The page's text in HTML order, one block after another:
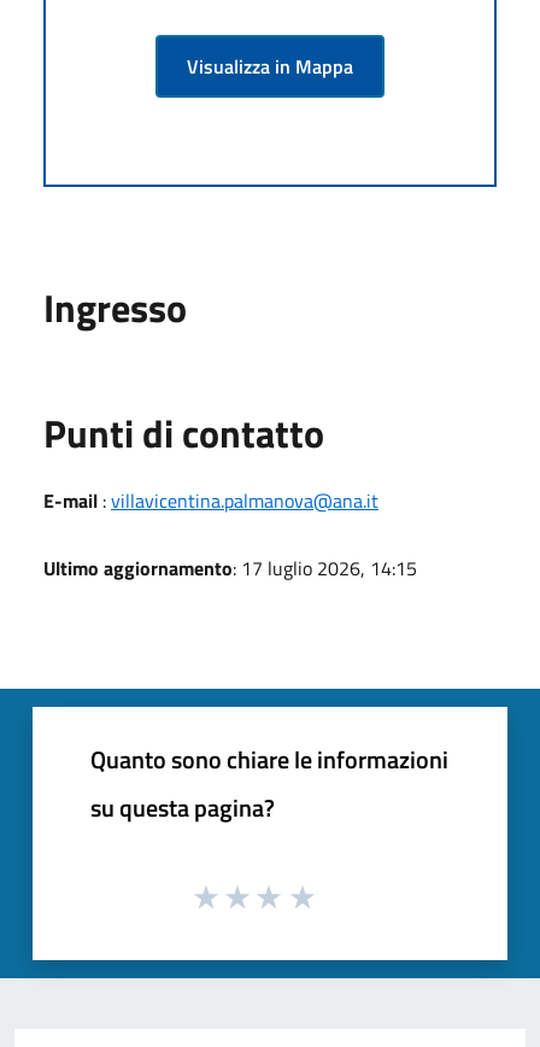
Visualizza in Mappa
Ingresso
Punti di contatto
E-mail :villavicentina.palmanova@ana.it
Ultimo aggiornamento: 17 luglio 2026, 14:15
Quanto sono chiare le informazioni
su questa pagina?